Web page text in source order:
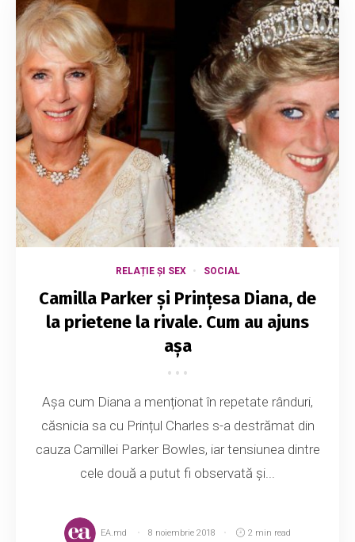
RELAȚIE ȘI SEX SOCIAL
Camilla Parker și Prințesa Diana, de
la prietene la rivale. Cum au ajuns
așa
Așa cum Diana a menționat în repetate rânduri,
căsnicia sa cu Prințul Charles s-a destrămat din
cauza Camillei Parker Bowles, iar tensiunea dintre
cele două a putut fi observată și...
EA.md 8 noiembrie 2018 2 min read